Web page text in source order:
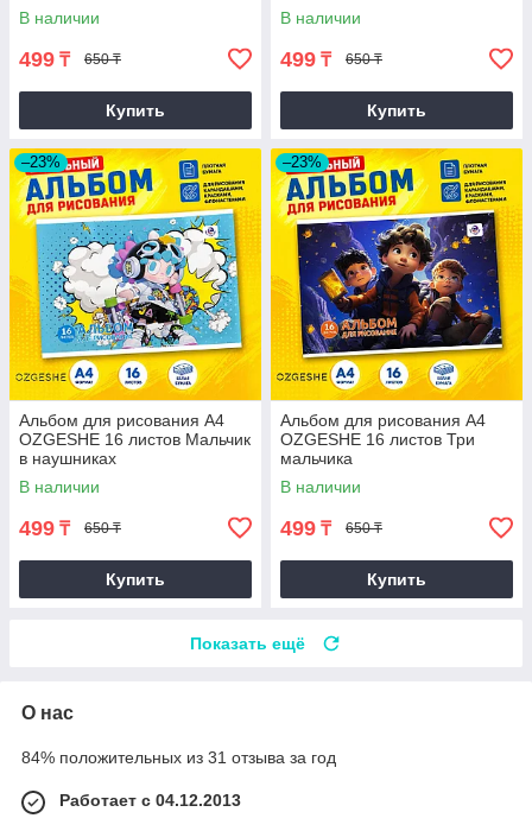
В наличии
499 ₸ 650 ₸
Купить
В наличии
499 ₸ 650 ₸
Купить
–23%
Альбом для рисования A4
OZGESHE 16 листов Мальчик
в наушниках
В наличии
499 ₸ 650 ₸
Купить
–23%
Альбом для рисования A4
OZGESHE 16 листов Три
мальчика
В наличии
499 ₸ 650 ₸
Купить
Показать ещё
О нас
84% положительных из 31 отзыва за год
Работает с 04.12.2013